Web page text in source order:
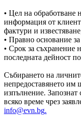
• Цел на обработване
информация от
фактури и
• Правно основание
• Срок за съхранение
последната дейност
Събирането на
непредоставянето им
изпълнение. Запознат
всяко време чрез
info@evn.bg.